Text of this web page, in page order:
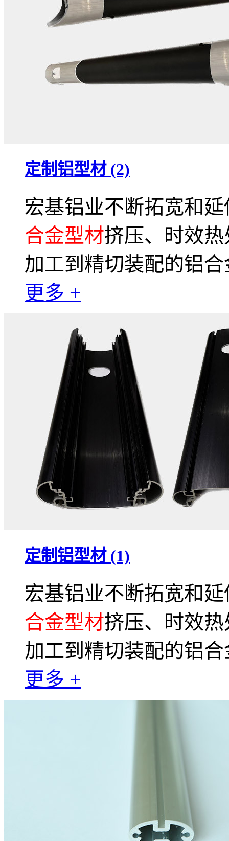
定制铝型材 (2)
宏基铝业不断拓宽和
合金型材挤压、时效
加工到精切装配的铝
更多 +
定制铝型材 (1)
宏基铝业不断拓宽和
合金型材挤压、时效
加工到精切装配的铝
更多 +